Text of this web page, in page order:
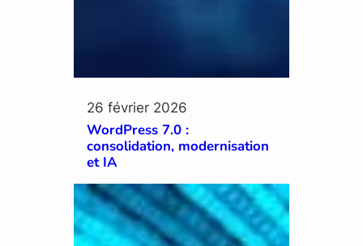
26 février 2026
WordPress 7.0 :
consolidation, modernisation
et IA